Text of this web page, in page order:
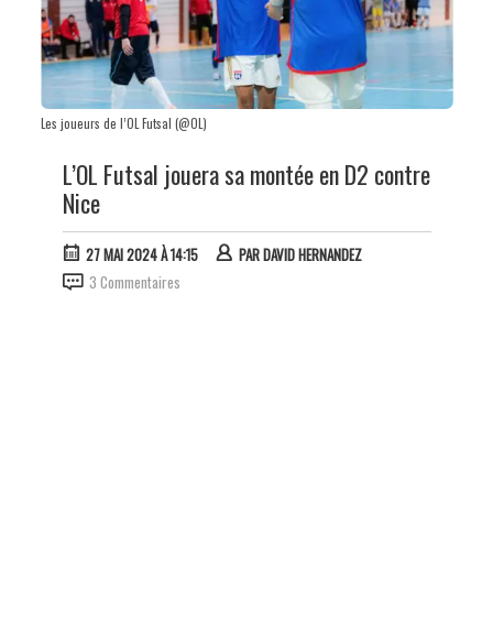
Les joueurs de l’OL Futsal (@OL)
L’OL Futsal jouera sa montée en D2 contre
Nice
27 MAI 2024 À 14:15 PARDAVID HERNANDEZ
3 Commentaires